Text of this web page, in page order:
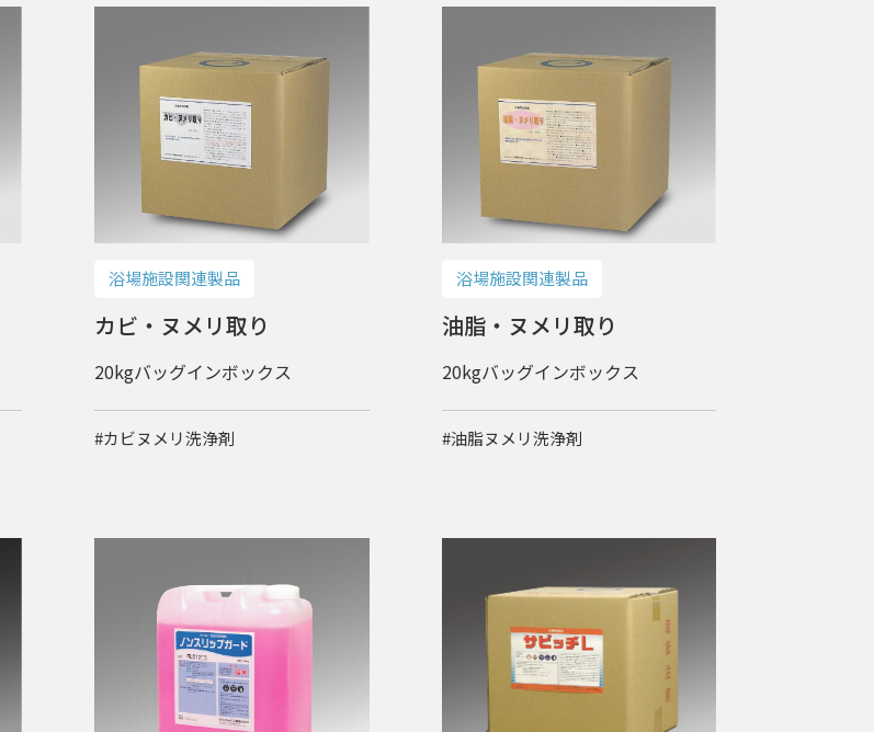
浴場施設関連製品
カビ・ヌメリ取り
20kgバッグインボックス
#カビヌメリ洗浄剤
浴場施設関連製品
油脂・ヌメリ取り
20kgバッグインボックス
#油脂ヌメリ洗浄剤